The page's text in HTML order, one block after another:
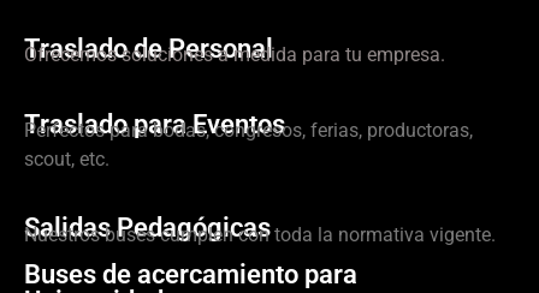
Traslado de Personal
Ofrecemos soluciones a medida para tu empresa.
Traslado para Eventos
Perfectos para bodas, congresos, ferias, productoras,
scout, etc.
Salidas Pedagógicas
Nuestros buses cumplen con toda la normativa vigente.
Buses de acercamiento para